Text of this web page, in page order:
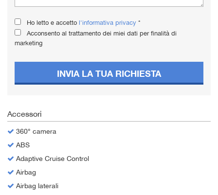
Ho letto e accetto l'informativa privacy *
Acconsento al trattamento dei miei dati per finalità di
marketing
INVIA LA TUA RICHIESTA
Accessori
360° camera
ABS
Adaptive Cruise Control
Airbag
Airbag laterali